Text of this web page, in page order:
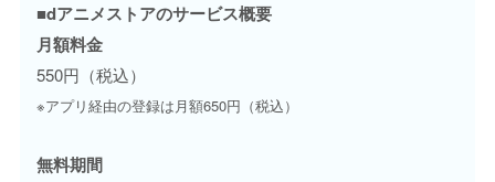
■dアニメストアのサービス概要
月額料金
550円（税込）
※アプリ経由の登録は月額650円（税込）
無料期間